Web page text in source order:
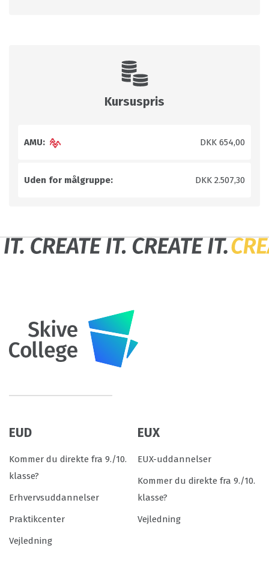
Kursuspris
AMU: DKK 654,00
Uden for målgruppe: DKK 2.507,30
EUD
Kommer du direkte fra 9./10.
klasse?
Erhvervsuddannelser
Praktikcenter
Vejledning
EUX
EUX-uddannelser
Kommer du direkte fra 9./10.
klasse?
Vejledning